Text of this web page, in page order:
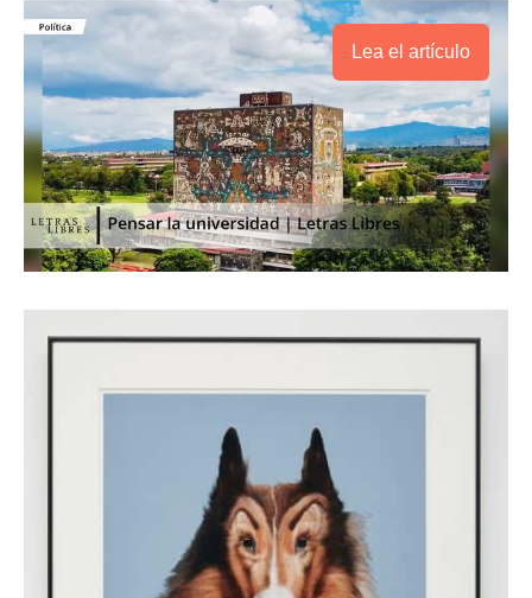
Lea el artículo